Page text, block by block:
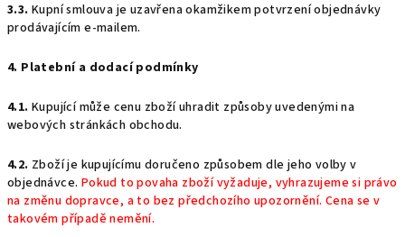
3.3. Kupní smlouva je uzavřena okamžikem potvrzení objednávky
prodávajícím e-mailem.
4. Platební a dodací podmínky
4.1. Kupující může cenu zboží uhradit způsoby uvedenými na
webových stránkách obchodu.
4.2. Zboží je kupujícímu doručeno způsobem dle jeho volby v
objednávce. Pokud to povaha zboží vyžaduje, vyhrazujeme si právo
na změnu dopravce, a to bez předchozího upozornění. Cena se v
takovém případě nemění.